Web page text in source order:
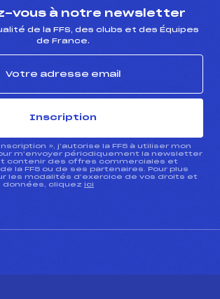
vous à notre newsletter
de la FFS, des clubs et des Équipes
de France.
Inscription
», j’autorise la FFS à utiliser mon
m’envoyer périodiquement la newsletter
contenir des offres commerciales et
la FFS ou de ses partenaires. Pour plus
les modalités d’exercice de vos droits et
données, cliquez ici